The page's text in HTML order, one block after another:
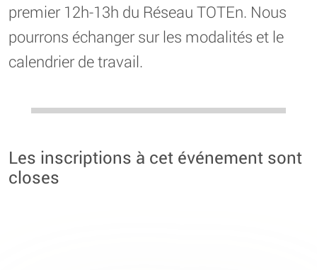
premier 12h-13h du Réseau TOTEn. Nous
pourrons échanger sur les modalités et le
calendrier de travail.
Les inscriptions à cet événement sont
closes